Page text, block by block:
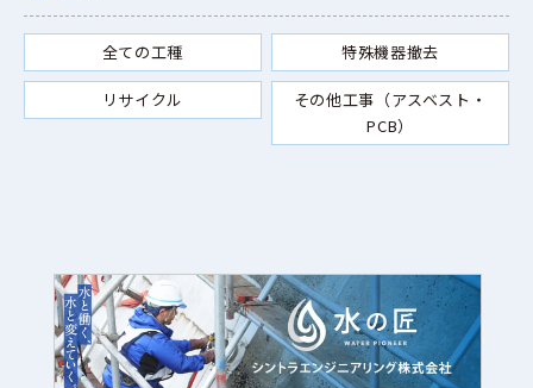
全ての工種 特殊機器撤去
リサイクル
その他工事（アスベスト・
PCB）